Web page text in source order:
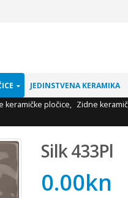
JEDINSTVENA KERAMIKA
keramičke pločice, Zidne
Silk 433Pl
0.00kn